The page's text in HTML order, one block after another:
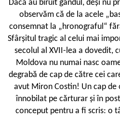
Dacă au biruit gândul, deși nu
observăm că de la acele
consemnat la „hronograful“
Sfârșitul tragic al celui mai
secolul al XVII-lea a dovedit,
Moldova nu numai nasc
degrabă de cap de către cei
avut Miron Costin! Un cap de
înnobilat pe cărturar și în
conceput pentru a fi scris: o